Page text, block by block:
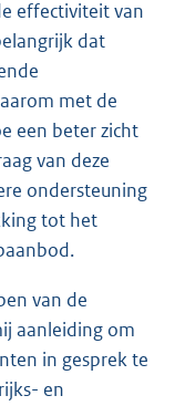
effectiviteit van
dat
met de
een beter zicht
van deze
ondersteuning
tot het
van de
aanleiding om
in gesprek te
en